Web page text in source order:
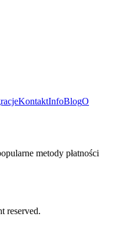
KontaktInfoBlogO
metody płatności
reserved.